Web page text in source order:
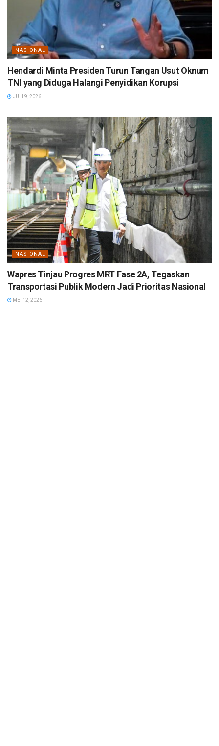
NASIONAL
Hendardi Minta Presiden Turun Tangan Usut Oknum
TNI yang Diduga Halangi Penyidikan Korupsi
JULI 9, 2026
NASIONAL
Wapres Tinjau Progres MRT Fase 2A, Tegaskan
Transportasi Publik Modern Jadi Prioritas Nasional
MEI 12, 2026